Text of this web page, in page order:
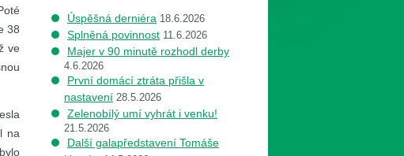
38
ve
na
Úspěšná derniéra 18.6.2026
Splněná povinnost 11.6.2026
Majer v 90 minutě rozhodl derby
4.6.2026
První domácí ztráta přišla v
nastavení 28.5.2026
Zelenobílý umí vyhrát i venku!
21.5.2026
Další galapředstavení Tomáše